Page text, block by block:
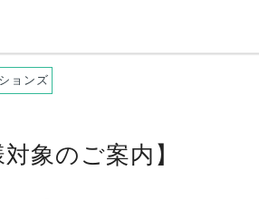
ョンズ
対象のご案内】